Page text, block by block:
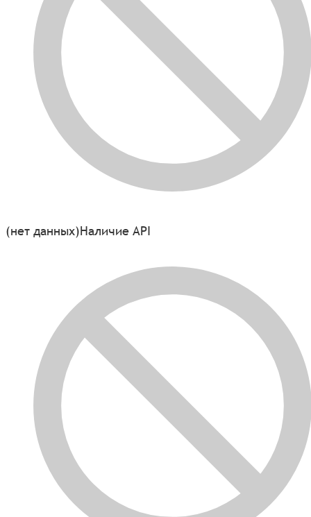
(нет данных)Наличие API